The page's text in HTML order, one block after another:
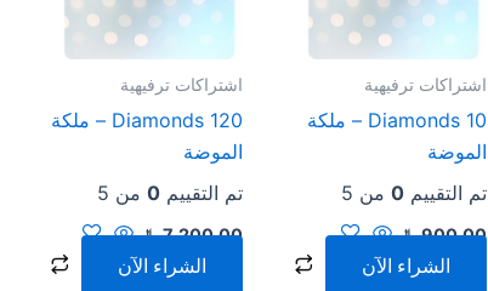
اشتراكات ترفيهية
10 Diamonds – ملكة
الموضة
تم التقييم 0من 5
900.00﷼
الشراء الآن
اشتراكات ترفيهية
120 Diamonds – ملكة
الموضة
تم التقييم0 من 5
7,200.00﷼
الشراء الآن